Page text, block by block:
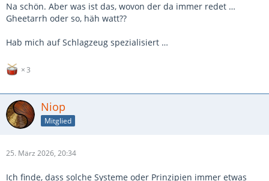
Na schön. Aber was ist das, wovon der da immer redet …
Gheetarrh oder so, häh watt??
Hab mich auf Schlagzeug spezialisiert …
3
Niop
Mitglied
25. März 2026, 20:34
Ich finde, dass solche Systeme oder Prinzipien immer etwas